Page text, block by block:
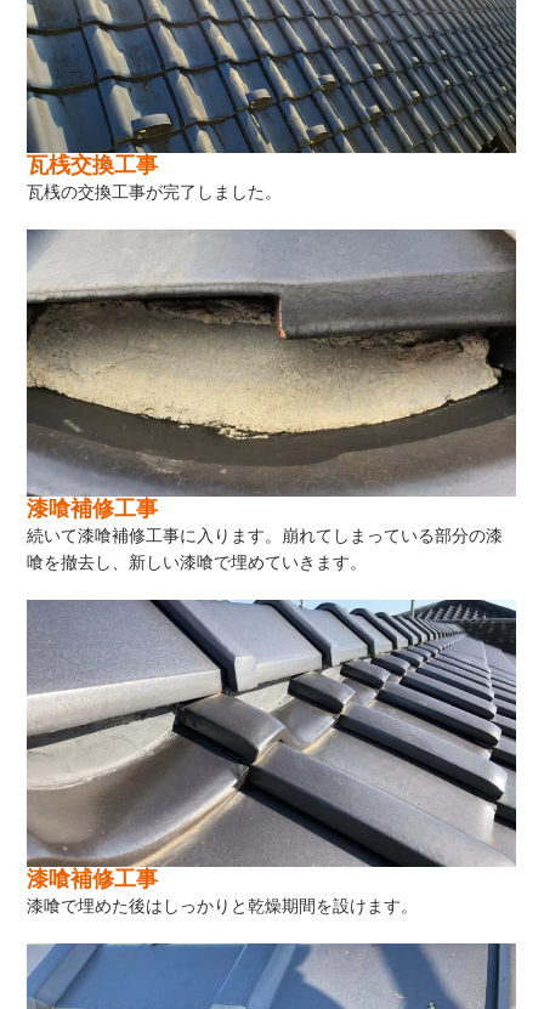
瓦桟交換工事
瓦桟の交換工事が完了しました。
漆喰補修工事
続いて漆喰補修工事に入ります。崩れてしまっている部分の漆
喰を撤去し、新しい漆喰で埋めていきます。
漆喰補修工事
漆喰で埋めた後はしっかりと乾燥期間を設けます。